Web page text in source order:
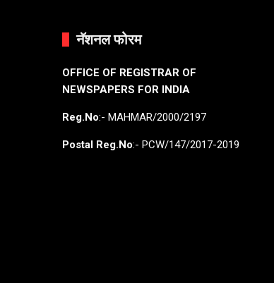
नॅशनल फोरम
OFFICE OF REGISTRAR OF
NEWSPAPERS FOR INDIA
Reg.No:- MAHMAR/2000/2197
Postal Reg.No:- PCW/147/2017-2019